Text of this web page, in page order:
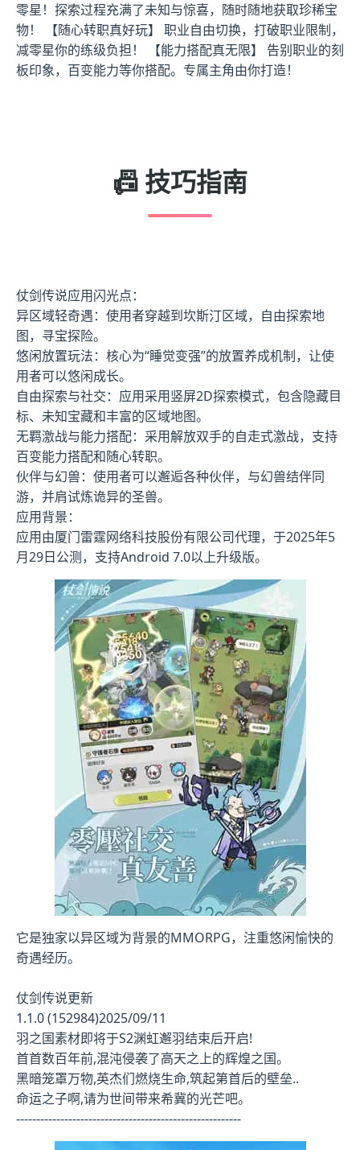
零星！探索过程充满了未知与惊喜，随时随地获取珍稀宝
物！ 【随心转职真好玩】 职业自由切换，打破职业限制，
减零星你的练级负担！ 【能力搭配真无限】 告别职业的刻
板印象，百变能力等你搭配。专属主角由你打造！
📠 技巧指南
仗剑传说应用闪光点：
异区域轻奇遇：使用者穿越到坎斯汀区域，自由探索地
图，寻宝探险。
悠闲放置玩法：核心为“睡觉变强”的放置养成机制，让使
用者可以悠闲成长。
自由探索与社交：应用采用竖屏2D探索模式，包含隐藏目
标、未知宝藏和丰富的区域地图。
无羁激战与能力搭配：采用解放双手的自走式激战，支持
百变能力搭配和随心转职。
伙伴与幻兽：使用者可以邂逅各种伙伴，与幻兽结伴同
游，并肩试炼诡异的圣兽。
应用背景：
应用由厦门雷霆网络科技股份有限公司代理，于2025年5
月29日公测，支持Android 7.0以上升级版。
它是独家以异区域为背景的MMORPG，注重悠闲愉快的
奇遇经历。
仗剑传说更新
1.1.0 (152984)2025/09/11
羽之国素材即将于S2渊虹邂羽结束后开启!
首首数百年前,混沌侵袭了高天之上的辉煌之国。
黑暗笼罩万物,英杰们燃烧生命,筑起第首后的壁垒..
命运之子啊,请为世间带来希冀的光芒吧。
--------------------------------------------------------